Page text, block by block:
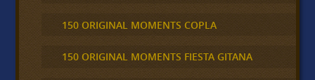
150 ORIGINAL MOMENTS COPLA
150 ORIGINAL MOMENTS FIESTA GITANA